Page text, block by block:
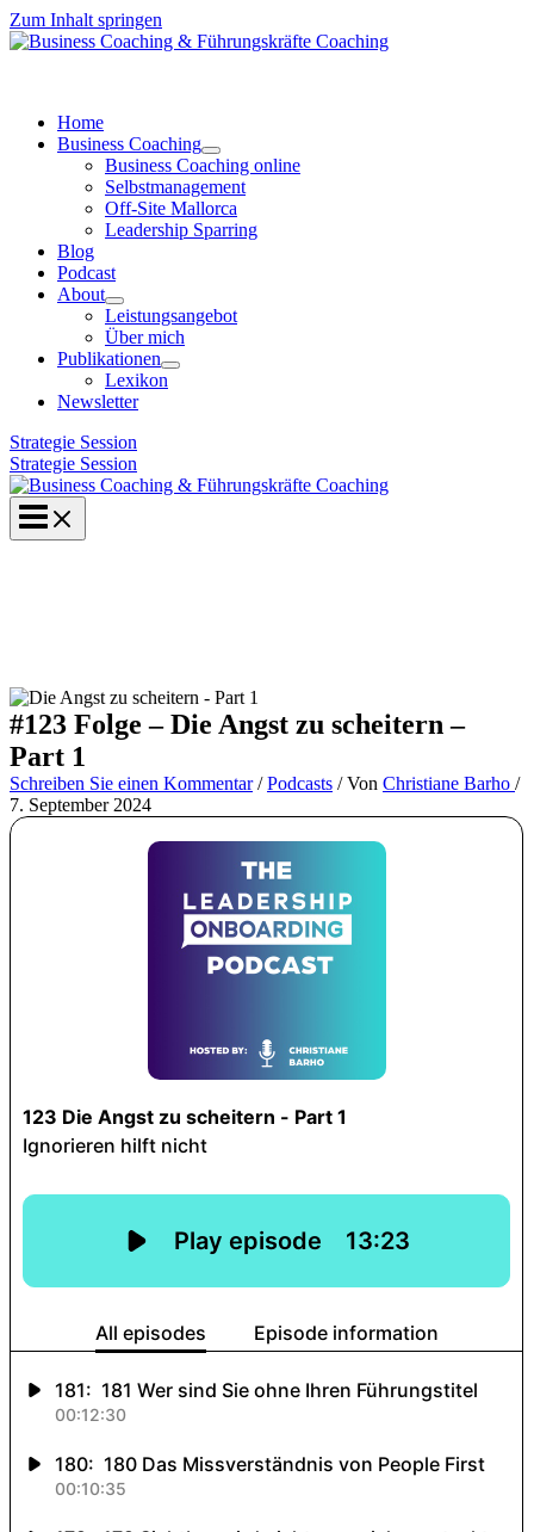
Zum Inhalt springen
Home
Business Coaching
Business Coaching online
Selbstmanagement
Off-Site Mallorca
Leadership Sparring
Blog
Podcast
About
Leistungsangebot
Über mich
Publikationen
Lexikon
Newsletter
Strategie Session
Strategie Session
#123 Folge – Die Angst zu scheitern –
Part 1
Schreiben Sie einen Kommentar /Podcasts / Von Christiane Barho /
7. September 2024